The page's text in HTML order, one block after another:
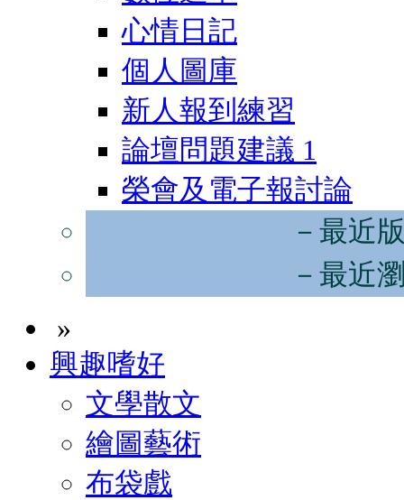
心情日記
個人圖庫
新人報到練習
論壇問題建議 1
榮會及電子報討論
－最近
－最近
»
興趣嗜好
文學散文
繪圖藝術
布袋戲